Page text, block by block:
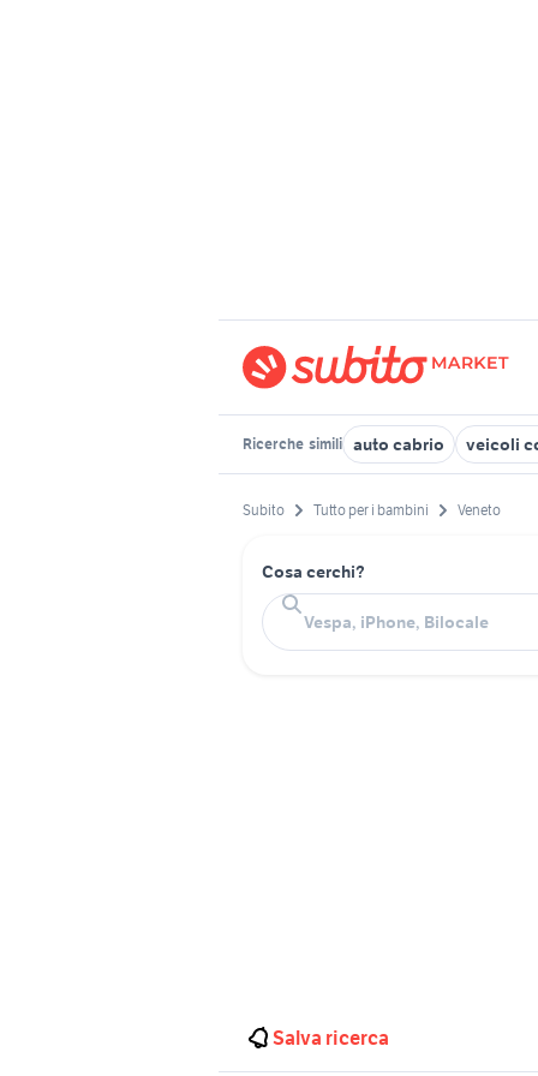
Ricerche simili auto cabrio veicoli
Subito Tutto per i bambini Veneto
Cosa cerchi?
Salva ricerca